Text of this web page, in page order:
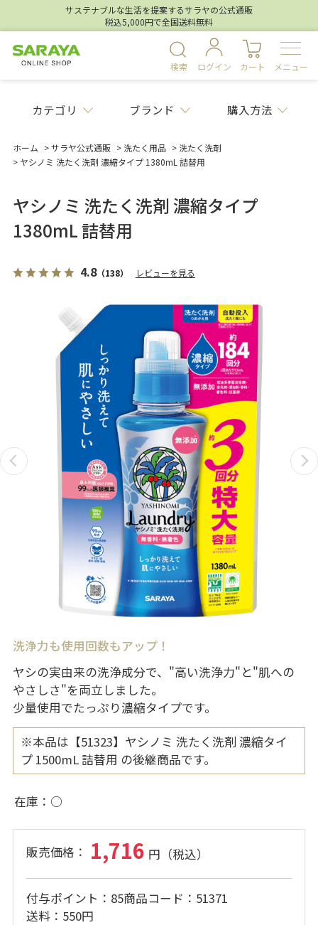
サステナブルな生活を提案するサラヤの公式通販
税込5,000円で全国送料無料
検索 ログイン カート メニュー
カテゴリ ブランド 購入方法
ホーム >サラヤ公式通販 > 洗たく用品 > 洗たく洗剤
> ヤシノミ 洗たく洗剤 濃縮タイプ 1380mL 詰替用
ヤシノミ 洗たく洗剤 濃縮タイプ
1380mL 詰替用
4.8（138） レビューを見る
洗浄力も使用回数もアップ！
ヤシの実由来の洗浄成分で、"高い洗浄力"と"肌への
やさしさ"を両立しました。
少量使用でたっぷり濃縮タイプです。
※本品は【51323】ヤシノミ 洗たく洗剤 濃縮タイ
プ 1500mL 詰替用 の後継商品です。
在庫 ○
1,716
付与ポイント 85商品コード
51371
送料
550円